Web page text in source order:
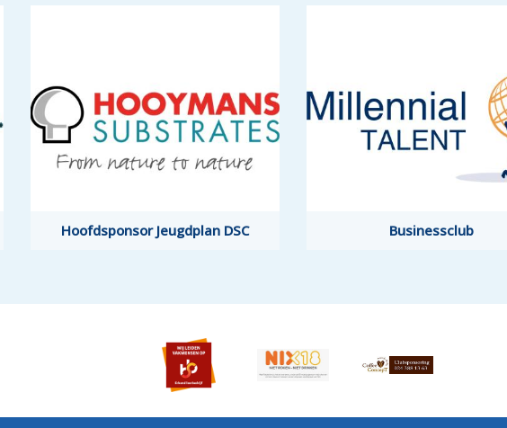
Hoofdsponsor Jeugdplan DSC
Hoofdsponsor Jeugdplan DSC Businessclub
Businessclub